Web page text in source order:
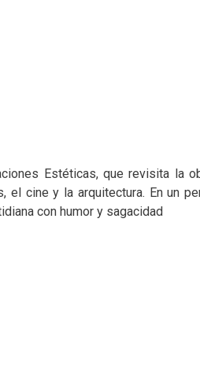
Estéticas, que revisita la
cine y la arquitectura. En un
con humor y sagacidad